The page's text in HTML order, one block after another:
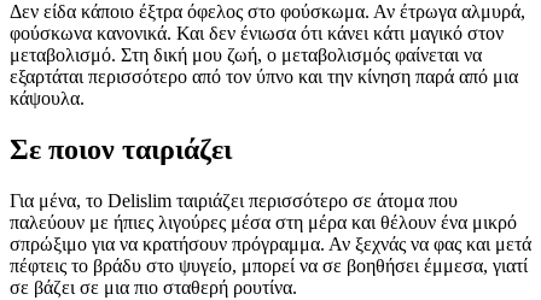
Δεν είδα κάποιο έξτρα όφελος στο φούσκωμα. Αν έτρωγα αλμυρά,
φούσκωνα κανονικά. Και δεν ένιωσα ότι κάνει κάτι μαγικό στον
μεταβολισμό. Στη δική μου ζωή, ο μεταβολισμός φαίνεται να
εξαρτάται περισσότερο από τον ύπνο και την κίνηση παρά από μια
κάψουλα.
Σε ποιον ταιριάζει
Για μένα, το Delislim ταιριάζει περισσότερο σε άτομα που
παλεύουν με ήπιες λιγούρες μέσα στη μέρα και θέλουν ένα μικρό
σπρώξιμο για να κρατήσουν πρόγραμμα. Αν ξεχνάς να φας και μετά
πέφτεις το βράδυ στο ψυγείο, μπορεί να σε βοηθήσει έμμεσα, γιατί
σε βάζει σε μια πιο σταθερή ρουτίνα.